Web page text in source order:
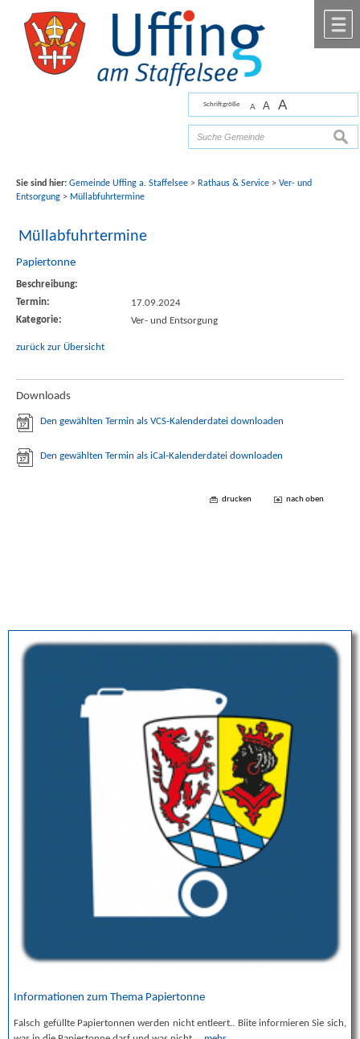
Schriftgröße A A A
Bilder mit freundlicher Unterstützung von FotografFlorian Werner
Sie sind hier: Gemeinde Uffing a. Staffelsee> Rathaus & Service> Ver- und
Entsorgung> Müllabfuhrtermine
Müllabfuhrtermine
Papiertonne
Beschreibung:
Termin:
17.09.2024
Kategorie:
Ver- und Entsorgung
zurück zur Übersicht
Downloads
Den gewählten Termin als VCS-Kalenderdatei downloaden
Den gewählten Termin als iCal-Kalenderdatei downloaden
drucken nach oben
Informationen zum Thema Papiertonne
Falsch gefüllte Papiertonnen werden nicht entleert.. Biite informieren Sie sich,